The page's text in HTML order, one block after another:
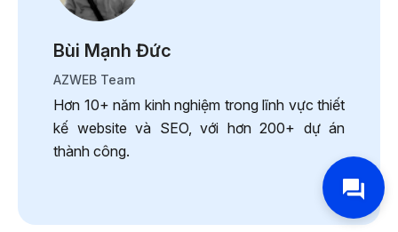
Bùi Mạnh Đức
AZWEB Team
Hơn 10+ năm kinh nghiệm trong lĩnh vực thiết
kế website và SEO, với hơn 200+ dự án
thành công.